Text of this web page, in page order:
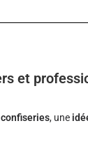
et
confiseries, une